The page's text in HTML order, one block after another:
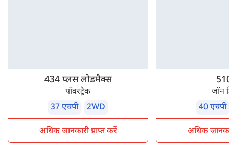
434 प्लस लोडमैक्स
पॉवरट्रैक
37 एचपी
2WD
अधिक जानकारी प्राप्त करें
जॉन
40 एचपी
अधिक